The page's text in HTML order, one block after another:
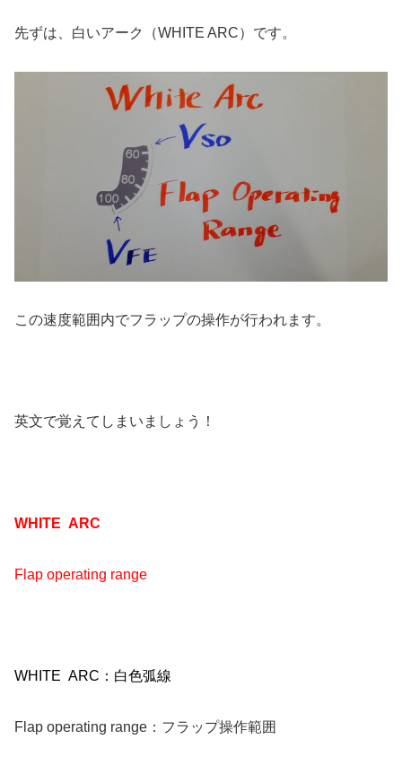
先ずは、白いアーク（WHITE ARC）です。
この速度範囲内でフラップの操作が行われます。
英文で覚えてしまいましょう！
WHITE ARC
Flap operating range
WHITE ARC：白色弧線
Flap operating range：フラップ操作範囲